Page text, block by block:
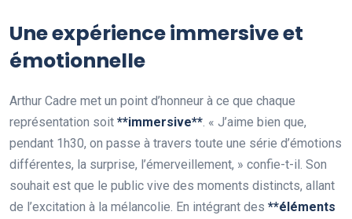
Une expérience immersive et
émotionnelle
Arthur Cadre met un point d’honneur à ce que chaque
représentation soit **immersive**. « J’aime bien que,
pendant 1h30, on passe à travers toute une série d’émotions
différentes, la surprise, l’émerveillement, » confie-t-il. Son
souhait est que le public vive des moments distincts, allant
de l’excitation à la mélancolie. En intégrant des **éléments